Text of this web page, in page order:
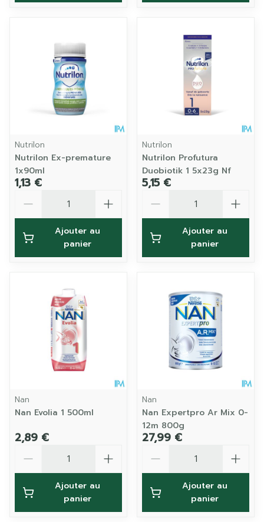
Nutrilon
Nutrilon Ex-premature
1x90ml
1,13 €
Ajouter au
panier
Nutrilon
Nutrilon Profutura
Duobiotik 1 5x23g Nf
5,15 €
Ajouter au
panier
Nan
Nan Evolia 1 500ml
2,89 €
Ajouter au
panier
Nan
Nan Expertpro Ar Mix 0-
12m 800g
27,99 €
Ajouter au
panier